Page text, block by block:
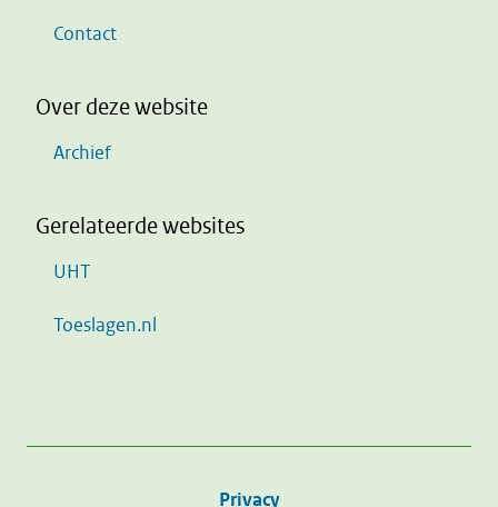
Contact
Over deze website
Archief
Gerelateerde websites
UHT
Toeslagen.nl
Privacy